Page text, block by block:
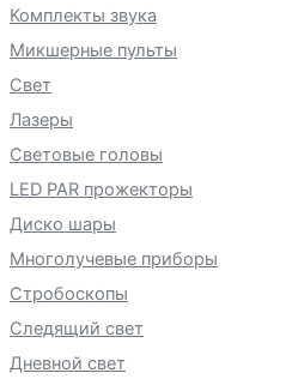
Комплекты звука
Микшерные пульты
Свет
Лазеры
Световые головы
LED PAR прожекторы
Диско шары
Многолучевые приборы
Стробоскопы
Следящий свет
Дневной свет